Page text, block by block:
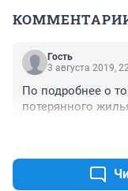
Гость
3 августа 2019,
По подробнее о
потерянного